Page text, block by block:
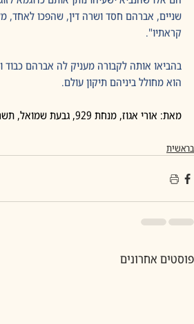
שניים, אברהם חסד ושרה דין, שהפכו לאחד,
קראתיו".
בהביאו אותה לקבורה מעניק לה אברהם כבוד
הוא מחולל ביניהם תיקון עולם.
מאת: אורי אגוז, מנחת 929, גבעת שמואל, תשרי, תשפ"ו
בראשית
פוסטים אחרונים